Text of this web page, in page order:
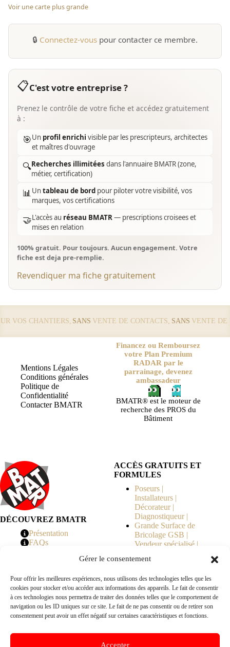
Gérer le consentement
Pour offrir les meilleures expériences, nous utilisons des technologies telles que les
cookies pour stocker et/ou accéder aux informations des appareils. Le fait de consentir
à ces technologies nous permettra de traiter des données telles que le comportement de
navigation ou les ID uniques sur ce site. Le fait de ne pas consentir ou de retirer son
consentement peut avoir un effet négatif sur certaines caractéristiques et fonctions.
Accepter
Voir une carte plus grande
🔒 Connectez-vous pour contacter ce membre.
📋C'est votre entreprise ?
Prenez le contrôle de votre fiche et accédez gratuitement
à :
🎯Un profil enrichi visible par les prescripteurs, architectes
et maîtres d'ouvrage
🔍Recherches illimitées dans l'annuaire BMATR (zone,
métier, certification)
📊Untableau de bord pour piloter votre visibilité, vos
marques, vos certifications
🤝L'accès au réseau BMATR— prescriptions croisees et
mises en relation
100% gratuit. Pour toujours. Aucun engagement. Votre
fiche est deja pre-remplie.
Revendiquer ma fiche gratuitement
VOS CHANTIERS, SANSVENTE DE CONTACTS,SANSVENTE DE
Mentions Légales
Conditions générales
Politique de
Confidentialité
Contacter BMATR
Financez ou Remboursez
votre Plan Premium
RADAR par le
parrainage, devenez
ambassadeur
BMATR® est le moteur de
recherche des PROS du
Bâtiment
DÉCOUVREZ BMATR
Présentation
FAQs
ACCÈS GRATUITS ET
FORMULES
Poseurs |
Installateurs |
Décorateur |
Diagnostiqueur |
Grande Surface de
Bricolage GSB |
Vendeur spécialisé |
Copropriété | MOE |
en Travaux |
Fabricants | Marque |
© 2026 BMATR® — Tous droits réservés.